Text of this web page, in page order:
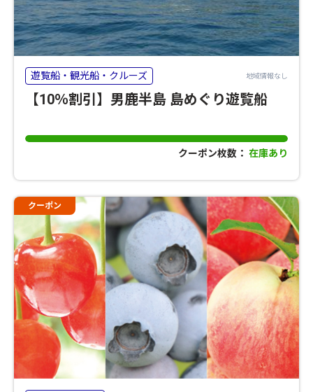
遊覧船・観光船・クルーズ 地域情報なし
【10％割引】男鹿半島 島めぐり遊覧船
クーポン枚数： 在庫あり
クーポン